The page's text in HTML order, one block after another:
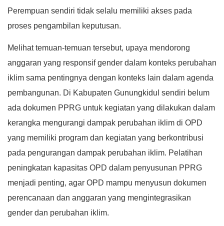
Perempuan sendiri tidak selalu memiliki akses pada
proses pengambilan keputusan.
Melihat temuan-temuan tersebut, upaya mendorong
anggaran yang responsif gender dalam konteks perubahan
iklim sama pentingnya dengan konteks lain dalam agenda
pembangunan. Di Kabupaten Gunungkidul sendiri belum
ada dokumen PPRG untuk kegiatan yang dilakukan dalam
kerangka mengurangi dampak perubahan iklim di OPD
yang memiliki program dan kegiatan yang berkontribusi
pada pengurangan dampak perubahan iklim. Pelatihan
peningkatan kapasitas OPD dalam penyusunan PPRG
menjadi penting, agar OPD mampu menyusun dokumen
perencanaan dan anggaran yang mengintegrasikan
gender dan perubahan iklim.